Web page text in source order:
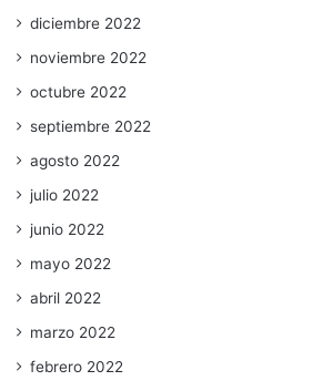
diciembre 2022
noviembre 2022
octubre 2022
septiembre 2022
agosto 2022
julio 2022
junio 2022
mayo 2022
abril 2022
marzo 2022
febrero 2022